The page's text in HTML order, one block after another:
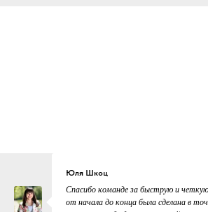
Юля Шкоц
Спасибо команде за быструю и
от начала до конца была сделана в